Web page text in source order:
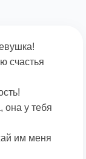
счастья
она у тебя
им меня